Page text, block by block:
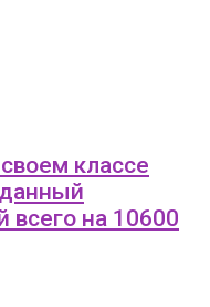
классе
всего на 10600